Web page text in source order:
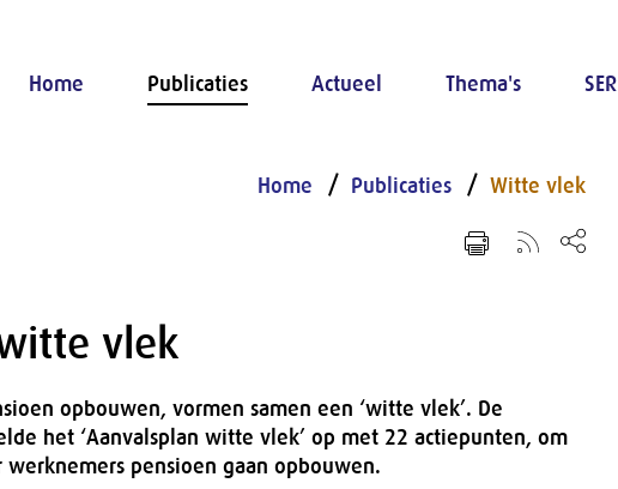
Home Publicaties Actueel Thema's SER
Home Publicaties Witte vlek
vlek
opbouwen, vormen samen een ‘witte vlek’. De
het ‘Aanvalsplan witte vlek’ op met 22 actiepunten, om
pensioen gaan opbouwen.